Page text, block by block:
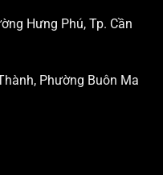
Hưng Phú, Tp. Cần
Phường Buôn Ma